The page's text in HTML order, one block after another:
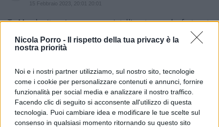
Nicola Porro -
Il rispetto della tua privacy è la
nostra priorità
Noi e i nostri partner utilizziamo, sul nostro sito, tecnologie
come i cookie per personalizzare contenuti e annunci, fornire
funzionalità per social media e analizzare il nostro traffico.
Facendo clic di seguito si acconsente all'utilizzo di questa
tecnologia. Puoi cambiare idea e modificare le tue scelte sul
consenso in qualsiasi momento ritornando su questo sito
15 Febbraio 2023, 20:01 20:01
Tu Margherita sei una persona intelligente e anche fortunata
Rispondi
Giancarlo 2021
15 Febbraio 2023, 15:42 15:42
Non è colpa di chi frigna ma di chi gli va dietro. Se poi
qualcuno lo fa per soldi la colpa di chi gli va dietro è ancora